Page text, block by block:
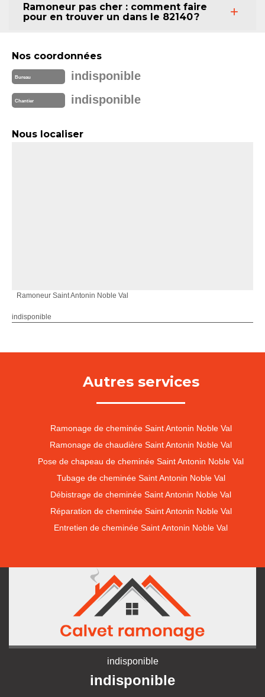
Ramoneur pas cher : comment faire
pour en trouver un dans le 82140 ?
Nos coordonnées
Bureau indisponible
Chantier indisponible
Nous localiser
Ramoneur Saint Antonin Noble Val
indisponible
Autres services
Ramonage de cheminée Saint Antonin Noble Val
Ramonage de chaudière Saint Antonin Noble Val
Pose de chapeau de cheminée Saint Antonin Noble Val
Tubage de cheminée Saint Antonin Noble Val
Débistrage de cheminée Saint Antonin Noble Val
Réparation de cheminée Saint Antonin Noble Val
Entretien de cheminée Saint Antonin Noble Val
indisponible
indisponible